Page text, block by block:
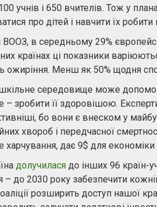
учнів і 650 вчителів. Тож у
про дітей і навчити їх
в середньому 29%
країнах ці показники
ожиріння. Менш як 50% щодня
середовище може
– зробити її здоровішою.
бо вони є внеском у
хвороб і передчасної
харчування, дає 9$ для економіки
долучилася до інших 96 країн-
– до 2030 року забезпечити
розширить доступ нашої